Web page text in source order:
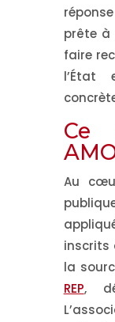
prête à
faire
l’État
Ce
Au
inscrits
la
REP,